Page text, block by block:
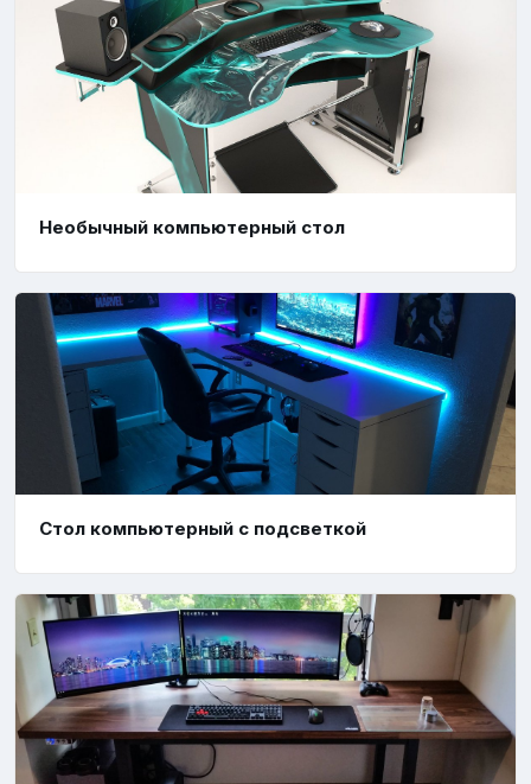
Необычный компьютерный стол
Стол компьютерный с подсветкой